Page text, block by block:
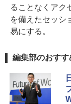
ることなくアク
を備えたセッシ
易にする。
編集部のおすす